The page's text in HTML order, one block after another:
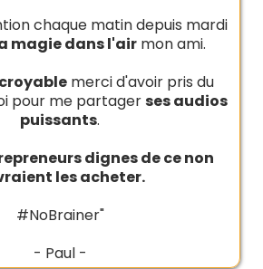
chaque matin depuis mardi
magie dans l'airmon ami.
merci d'avoir pris du
pour me partagerses audios
puissants.
dignes de ce non
les acheter.
#NoBrainer"
- Paul -